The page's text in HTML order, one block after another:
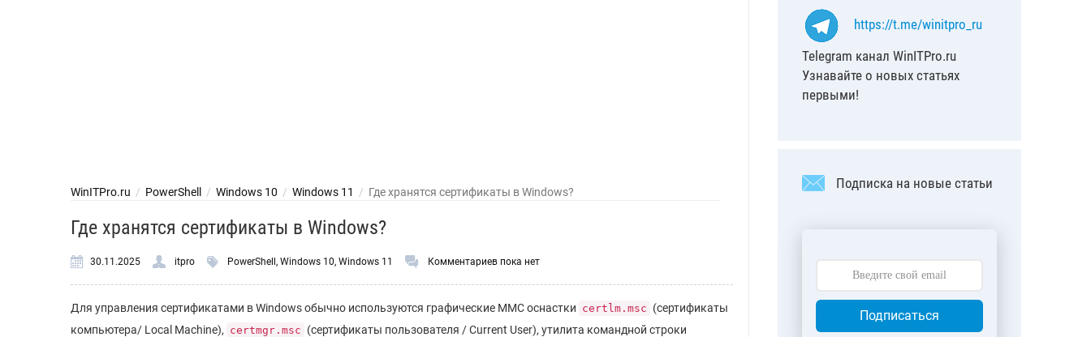
WinITPro.ru / PowerShell / Windows 10 / Windows 11 / Где хранятся сертификаты в Windows?
Где хранятся сертификаты в Windows?
30.11.2025 itpro PowerShell , Windows 10, Windows 11 Комментариев пока нет
Для управления сертификатами в Windows обычно используются графические MMC оснастки certlm.msc (сертификаты
компьютера/ Local Machine), certmgr.msc (сертификаты пользователя / Current User), утилита командной строки
https://t.me/winitpro_ru
Telegram канал WinITPro.ru
Узнавайте о новых статьях
первыми!
Подписка на новые статьи
Подписаться